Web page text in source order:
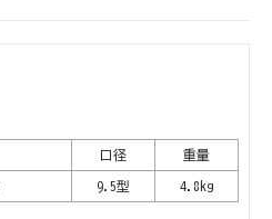
口径 重量
9.5型 4.8kg